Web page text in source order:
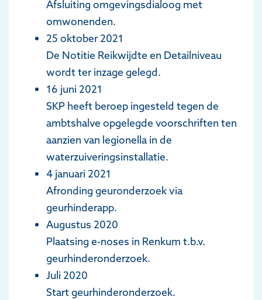
Afsluiting omgevingsdialoog met
omwonenden.
25 oktober 2021
De Notitie Reikwijdte en Detailniveau
wordt ter inzage gelegd.
16 juni 2021
SKP heeft beroep ingesteld tegen de
ambtshalve opgelegde voorschriften ten
aanzien van legionella in de
waterzuiveringsinstallatie.
4 januari 2021
Afronding geuronderzoek via
geurhinderapp.
Augustus 2020
Plaatsing e-noses in Renkum t.b.v.
geurhinderonderzoek.
Juli 2020
Start geurhinderonderzoek.